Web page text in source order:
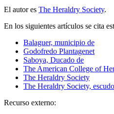
El autor es The Heraldry Society.
En los siguientes artículos se cita
Balaguer, municipio de
Godofredo Plantagenet
Saboya, Ducado de
The American College of
The Heraldry Society
The Heraldry Society, escudo
Recurso externo: